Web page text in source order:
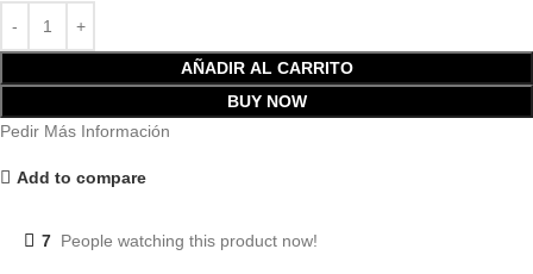
AÑADIR AL CARRITO
BUY NOW
Pedir Más Información
Add to compare
7 People watching this product now!